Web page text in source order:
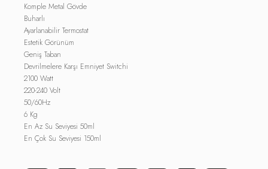
Komple Metal Gövde
Buharlı
Ayarlanabilir Termostat
Estetik Görünüm
Geniş Taban
Devrilmelere Karşı Emniyet Switchi
2100 Watt
220-240 Volt
50/60Hz
6 Kg
En Az Su Seviyesi 50ml
En Çok Su Seviyesi 150ml